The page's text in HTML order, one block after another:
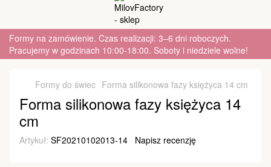
Formy na zamówienie. Czas realizacji: 3–6 dni roboczych.
Pracujemy w godzinach 10:00-18:00. Soboty i niedziele wolne!
Formy do świec Forma silikonowa fazy księżyca 14 cm
Forma silikonowa fazy księżyca 14
cm
Artykuł: SF20210102013-14 Napisz recenzję